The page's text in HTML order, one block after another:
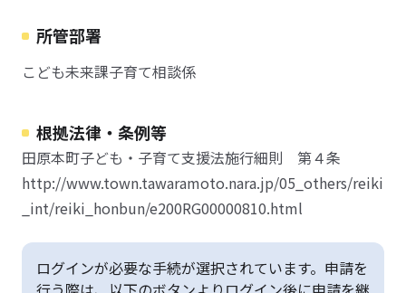
所管部署
こども未来課子育て相談係
根拠法律・条例等
田原本町子ども・子育て支援法施行細則 第４条
http://www.town.tawaramoto.nara.jp/05_others/reiki
_int/reiki_honbun/e200RG00000810.html
ログインが必要な手続が選択されています。申請を